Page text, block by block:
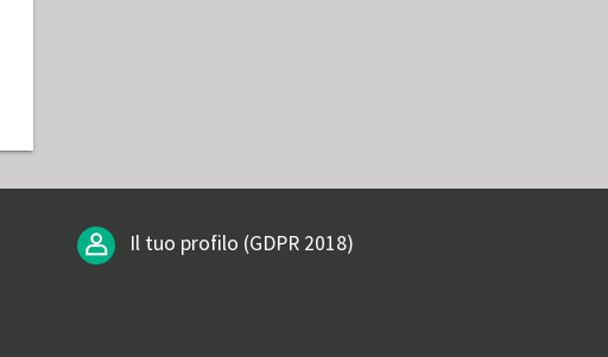
Il tuo profilo (GDPR 2018)